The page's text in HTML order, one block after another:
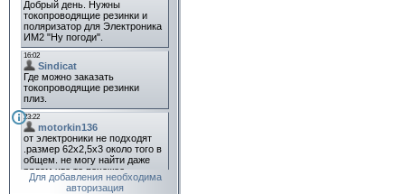
Для добавления необходима
авторизация